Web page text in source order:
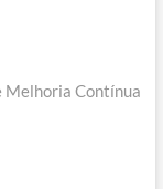
Melhoria Contínua